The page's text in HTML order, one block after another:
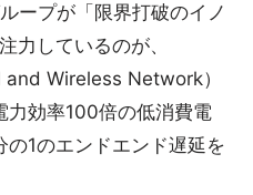
ープが「限界打破のイノ
力しているのが、
and Wireless Network）
効率100倍の低消費電
1のエンドエンド遅延を